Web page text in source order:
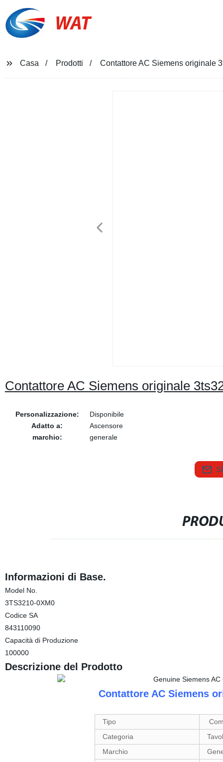
WAT
Casa Prodotti Contattore AC Siemens originale
Contattore AC Siemens originale
Personalizzazione:
Disponibile
Adatto a:
Ascensore
marchio:
generale
Informazioni di Base.
Model No.
3TS3210-0XM0
Codice SA
843110090
Capacità di Produzione
100000
Descrizione del Prodotto
Contattore AC Siemens
Tipo
Categoria
Marchio